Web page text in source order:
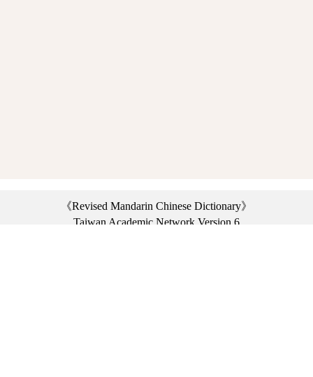
《Revised Mandarin Chinese Dictionary》
Taiwan Academic Network Version 6